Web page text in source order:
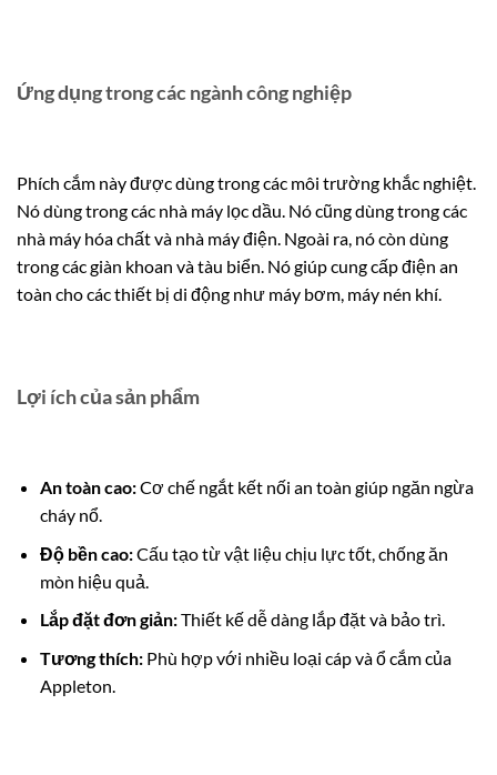
Ứng dụng trong các ngành công nghiệp
Phích cắm này được dùng trong các môi trường khắc nghiệt.
Nó dùng trong các nhà máy lọc dầu. Nó cũng dùng trong các
nhà máy hóa chất và nhà máy điện. Ngoài ra, nó còn dùng
trong các giàn khoan và tàu biển. Nó giúp cung cấp điện an
toàn cho các thiết bị di động như máy bơm, máy nén khí.
Lợi ích của sản phẩm
An toàn cao:Cơ chế ngắt kết nối an toàn giúp ngăn ngừa
cháy nổ.
Độ bền cao:Cấu tạo từ vật liệu chịu lực tốt, chống ăn
mòn hiệu quả.
Lắp đặt đơn giản:Thiết kế dễ dàng lắp đặt và bảo trì.
Tương thích:Phù hợp với nhiều loại cáp và ổ cắm của
Appleton.